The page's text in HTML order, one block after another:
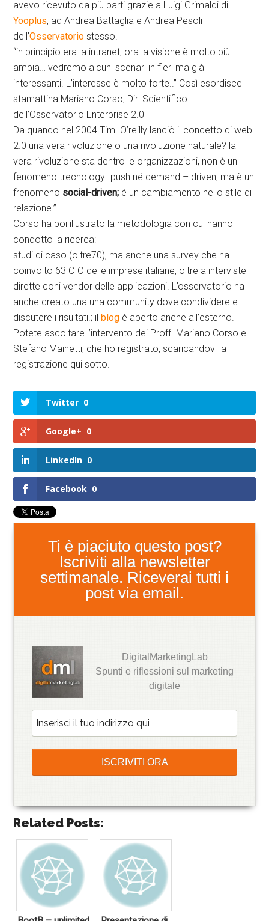
avevo ricevuto da più parti grazie a Luigi Grimaldi di
Yooplus, ad Andrea Battaglia e Andrea Pesoli
dell’Osservatoriostesso.
“in principio era la intranet, ora la visione è molto più
ampia… vedremo alcuni scenari in fieri ma già
interessanti. L’interesse è molto forte..” Così esordisce
stamattina Mariano Corso, Dir. Scientifico
dell’Osservatorio Enterprise 2.0
Da quando nel 2004 Tim O’reilly lanciò il concetto di web
2.0 una vera rivoluzione o una rivoluzione naturale? la
vera rivoluzione sta dentro le organizzazioni, non è un
fenomeno trecnology- push né demand – driven, ma è un
frenomeno social-driven; é un cambiamento nello stile di
relazione.”
Corso ha poi illustrato la metodologia con cui hanno
condotto la ricerca:
studi di caso (oltre70), ma anche una survey che ha
coinvolto 63 CIO delle imprese italiane, oltre a interviste
dirette coni vendor delle applicazioni. L’osservatorio ha
anche creato una una community dove condividere e
discutere i risultati.; il blog è aperto anche all’esterno.
Potete ascoltare l’intervento dei Proff. Mariano Corso e
Stefano Mainetti, che ho registrato, scaricandovi la
registrazione qui sotto.
Twitter 0
Google+ 0
LinkedIn 0
Facebook 0
Ti è piaciuto questo post?
Iscriviti alla newsletter
settimanale. Riceverai tutti i
post via email.
DigitalMarketingLab
Spunti e riflessioni sul marketing
digitale
Related Posts: